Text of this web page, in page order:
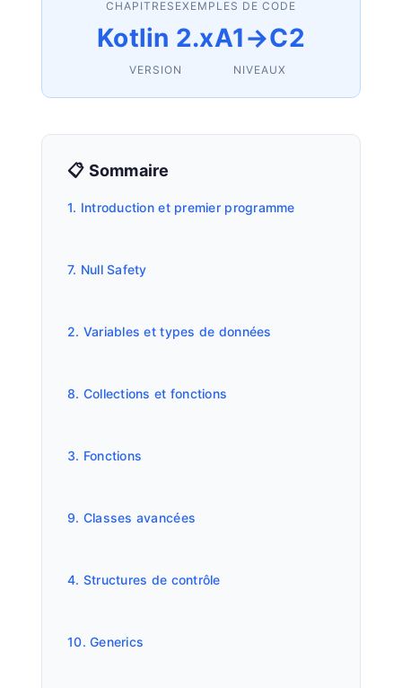
CHAPITRES EXEMPLES DE CODE
Kotlin 2.x
VERSION
A1→C2
NIVEAUX
📋 Sommaire
1. Introduction et premier programme
7. Null Safety
2. Variables et types de données
8. Collections et fonctions
3. Fonctions
9. Classes avancées
4. Structures de contrôle
10. Generics